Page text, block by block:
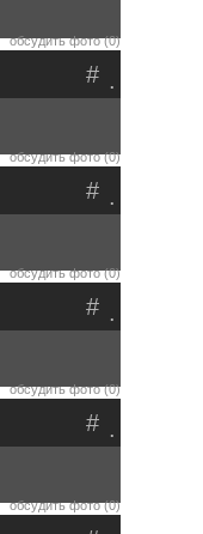
обсудить фото (0)
.
#
обсудить фото (0)
.
#
обсудить фото (0)
.
#
обсудить фото (0)
.
#
обсудить фото (0)